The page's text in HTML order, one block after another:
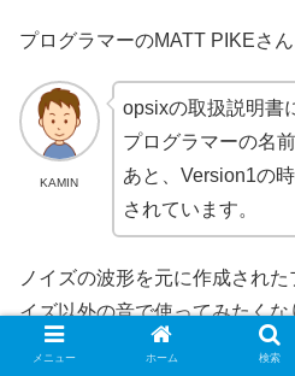
プログラマーのMATT PIKEさん
KAMIN
opsixの取扱説明書
プログラマーの名
あと、Version1の
されています。
ノイズの波形を元に作成され
イズ以外の音で使ってみたくな
この記事を読んだ方がシンセ
メニュー ホーム 検索